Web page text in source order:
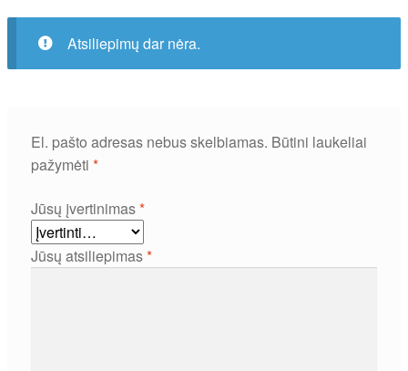
Atsiliepimų dar nėra.
El. pašto adresas nebus skelbiamas. Būtini laukeliai
pažymėti *
Jūsų įvertinimas*
Jūsų atsiliepimas*